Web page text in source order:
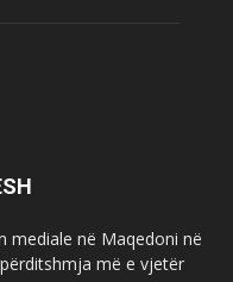
mediale në Maqedoni në
më e vjetër